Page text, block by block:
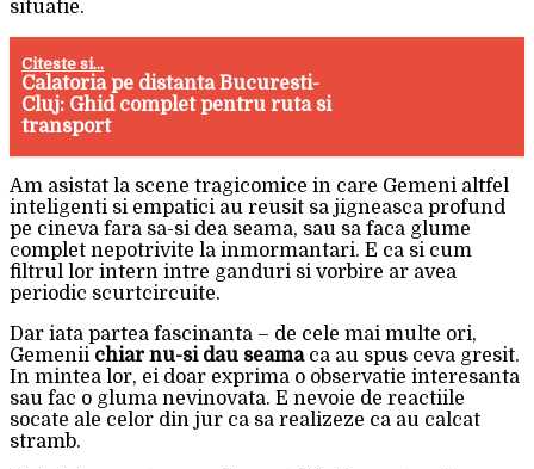
situatie.
Citeste si...
Calatoria pe distanta Bucuresti-
Cluj: Ghid complet pentru ruta si
transport
Am asistat la scene tragicomice in care Gemeni altfel
inteligenti si empatici au reusit sa jigneasca profund
pe cineva fara sa-si dea seama, sau sa faca glume
complet nepotrivite la inmormantari. E ca si cum
filtrul lor intern intre ganduri si vorbire ar avea
periodic scurtcircuite.
Dar iata partea fascinanta – de cele mai multe ori,
Gemenii chiar nu-si dau seamaca au spus ceva gresit.
In mintea lor, ei doar exprima o observatie interesanta
sau fac o gluma nevinovata. E nevoie de reactiile
socate ale celor din jur ca sa realizeze ca au calcat
stramb.